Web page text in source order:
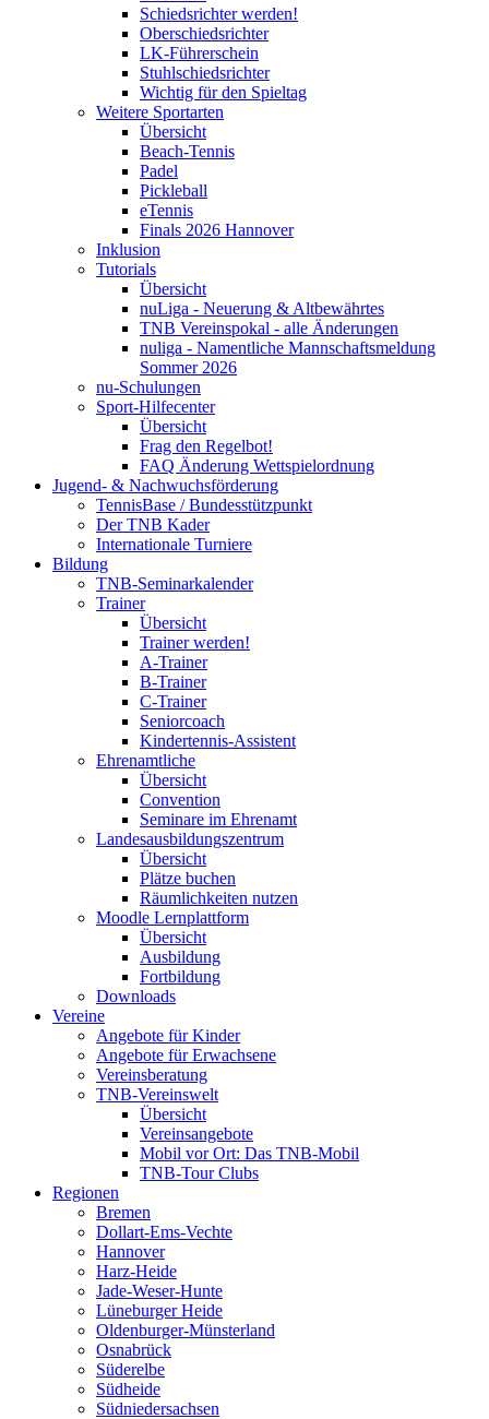
Schiedsrichter werden!
Oberschiedsrichter
LK-Führerschein
Stuhlschiedsrichter
Wichtig für den Spieltag
Weitere Sportarten
Übersicht
Beach-Tennis
Padel
Pickleball
eTennis
Finals 2026 Hannover
Inklusion
Tutorials
Übersicht
nuLiga - Neuerung & Altbewährtes
TNB Vereinspokal - alle Änderungen
nuliga - Namentliche Mannschaftsmeldung
Sommer 2026
nu-Schulungen
Sport-Hilfecenter
Übersicht
Frag den Regelbot!
FAQ Änderung Wettspielordnung
Jugend- & Nachwuchsförderung
TennisBase / Bundesstützpunkt
Der TNB Kader
Internationale Turniere
Bildung
TNB-Seminarkalender
Trainer
Übersicht
Trainer werden!
A-Trainer
B-Trainer
C-Trainer
Seniorcoach
Kindertennis-Assistent
Ehrenamtliche
Übersicht
Convention
Seminare im Ehrenamt
Landesausbildungszentrum
Übersicht
Plätze buchen
Räumlichkeiten nutzen
Moodle Lernplattform
Übersicht
Ausbildung
Fortbildung
Downloads
Vereine
Angebote für Kinder
Angebote für Erwachsene
Vereinsberatung
TNB-Vereinswelt
Übersicht
Vereinsangebote
Mobil vor Ort: Das TNB-Mobil
TNB-Tour Clubs
Regionen
Bremen
Dollart-Ems-Vechte
Hannover
Harz-Heide
Jade-Weser-Hunte
Lüneburger Heide
Oldenburger-Münsterland
Osnabrück
Süderelbe
Südheide
Südniedersachsen